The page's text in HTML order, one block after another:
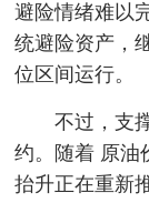
避险情绪难以
统避险资产，
位区间运行。
不过，支
约。随着 原油
抬升正在重新